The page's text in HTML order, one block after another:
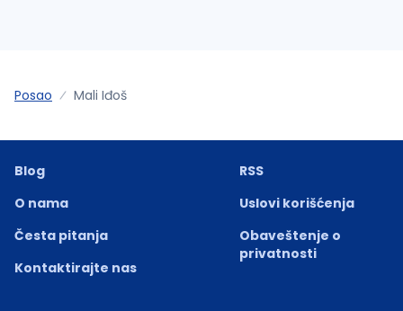
Posao Mali Iđoš
Blog
O nama
Česta pitanja
Kontaktirajte nas
RSS
Uslovi korišćenja
Obaveštenje o
privatnosti